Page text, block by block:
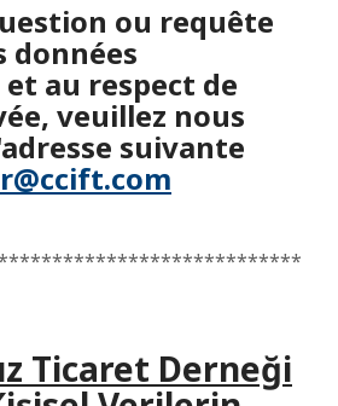
ou requête
données
au respect de
veuillez nous
suivante
Ticaret Derneği